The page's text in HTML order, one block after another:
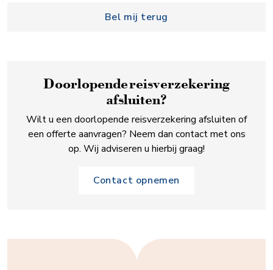
Bel mij terug
Doorlopende reis­verzekering
afsluiten?
Wilt u een doorlopende reisverzekering afsluiten of
een offerte aanvragen? Neem dan contact met ons
op. Wij adviseren u hierbij graag!
Contact opnemen